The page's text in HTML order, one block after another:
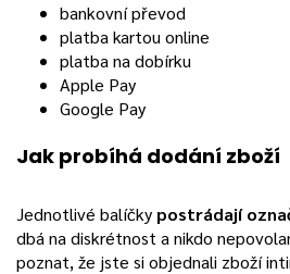
bankovní převod
platba kartou online
platba na dobírku
Apple Pay
Google Pay
Jak probíhá dodání zboží
Jednotlivé balíčky postrádají
dbá na diskrétnost a nikdo
poznat, že jste si objednali zboží